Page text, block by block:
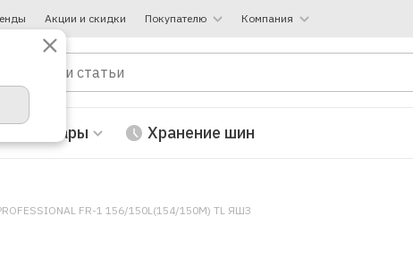
Акции и скидки Покупателю Компания
Автотовары Хранение шин
FR-1 156/150L(154/150M) TL ЯШЗ